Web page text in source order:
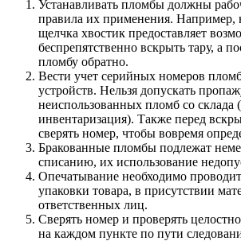
Устанавливать пломбы должны
правила их применения. Например,
щелчка хвостик предоставляет
беспрепятственно вскрыть тару, а
пломбу обратно.
Вести учет серийных номеров
устройств. Нельзя допускать
неиспользованных пломб со склада
инвентаризация). Также перед
сверять номер, чтобы вовремя
Бракованные пломбы подлежат
списанию, их использование
Опечатывание необходимо
упаковки товара, в присутствии
ответственных лиц.
Сверять номер и проверять
на каждом пункте по пути